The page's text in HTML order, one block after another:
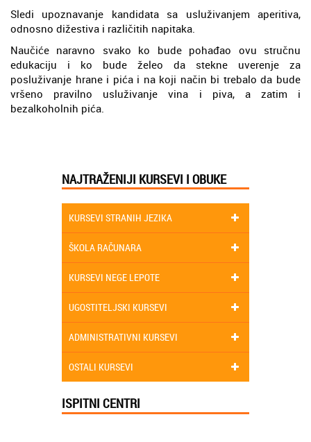
Sledi upoznavanje kandidata sa usluživanjem aperitiva,
odnosno dižestiva i različitih napitaka.
Naučiće naravno svako ko bude pohađao ovu stručnu
edukaciju i ko bude želeo da stekne uverenje za
posluživanje hrane i pića i na koji način bi trebalo da bude
vršeno pravilno usluživanje vina i piva, a zatim i
bezalkoholnih pića.
NAJTRAŽENIJI KURSEVI I OBUKE
KURSEVI STRANIH JEZIKA
ŠKOLA RAČUNARA
KURSEVI NEGE LEPOTE
UGOSTITELJSKI KURSEVI
ADMINISTRATIVNI KURSEVI
OSTALI KURSEVI
ISPITNI CENTRI